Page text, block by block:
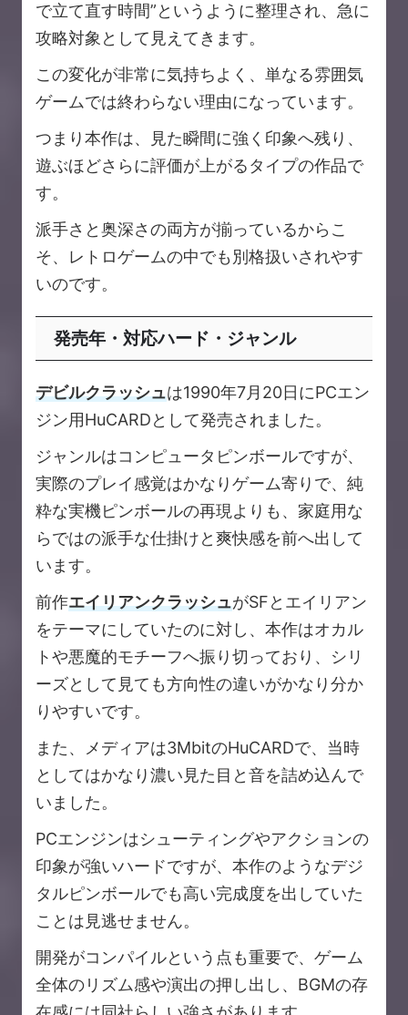
で立て直す時間”というように整理され、急に
攻略対象として見えてきます。
この変化が非常に気持ちよく、単なる雰囲気
ゲームでは終わらない理由になっています。
つまり本作は、見た瞬間に強く印象へ残り、
遊ぶほどさらに評価が上がるタイプの作品で
す。
派手さと奥深さの両方が揃っているからこ
そ、レトロゲームの中でも別格扱いされやす
いのです。
発売年・対応ハード・ジャンル
デビルクラッシュは1990年7月20日にPCエン
ジン用HuCARDとして発売されました。
ジャンルはコンピュータピンボールですが、
実際のプレイ感覚はかなりゲーム寄りで、純
粋な実機ピンボールの再現よりも、家庭用な
らではの派手な仕掛けと爽快感を前へ出して
います。
前作エイリアンクラッシュがSFとエイリアン
をテーマにしていたのに対し、本作はオカル
トや悪魔的モチーフへ振り切っており、シリ
ーズとして見ても方向性の違いがかなり分か
りやすいです。
また、メディアは3MbitのHuCARDで、当時
としてはかなり濃い見た目と音を詰め込んで
いました。
PCエンジンはシューティングやアクションの
印象が強いハードですが、本作のようなデジ
タルピンボールでも高い完成度を出していた
ことは見逃せません。
開発がコンパイルという点も重要で、ゲーム
全体のリズム感や演出の押し出し、BGMの存